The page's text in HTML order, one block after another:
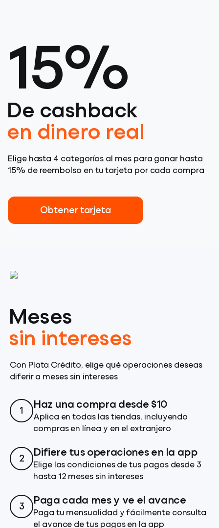
15%
De cashback
en dinero real
Elige hasta 4 categorías al mes para ganar hasta
15% de reembolso en tu tarjeta por cada compra
Obtener tarjeta
Meses
sin intereses
Con Plata Crédito, elige qué operaciones deseas
diferir a meses sin intereses
1
Haz una compra desde $10
Aplica en todas las tiendas, incluyendo
compras en línea y en el extranjero
2
Difiere tus operaciones en la app
Elige las condiciones de tus pagos desde 3
hasta 12 meses sin intereses
3
Paga cada mes y ve el avance
Paga tu mensualidad y fácilmente consulta
el avance de tus pagos en la app